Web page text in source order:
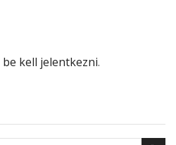
be kell jelentkezni.